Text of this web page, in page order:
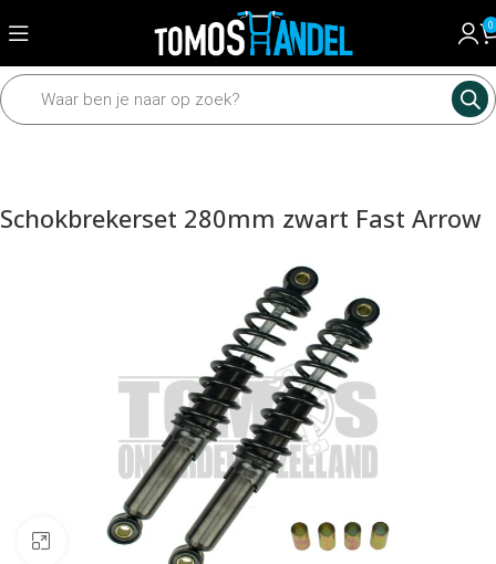
0
Home Framedelen Schokbreker Schokbrekers
Schokbrekerset 280mm zwart Fast Arrow
Klik om te vergroten